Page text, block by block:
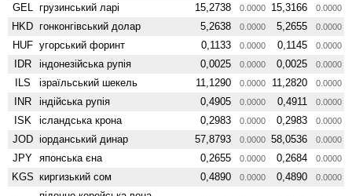
GEL грузинський ларі 15,2738 0.0000 15,3166 0.0000
HKD гонконгівський долар 5,2638 0.0000 5,2655 0.0000
HUF угорський форинт 0,1133 0.0000 0,1145 0.0000
IDR індонезійська рупія 0,0025 0.0000 0,0025 0.0000
ILS ізраїльський шекель 11,1290 0.0000 11,2820 0.0000
INR індійська рупія 0,4905 0.0000 0,4911 0.0000
ISK ісландська крона 0,2983 0.0000 0,2983 0.0000
JOD іорданський динар 57,8793 0.0000 58,0536 0.0000
JPY японська єна 0,2655 0.0000 0,2684 0.0000
KGS киргизький сом 0,4890 0.0000 0,4890 0.0000